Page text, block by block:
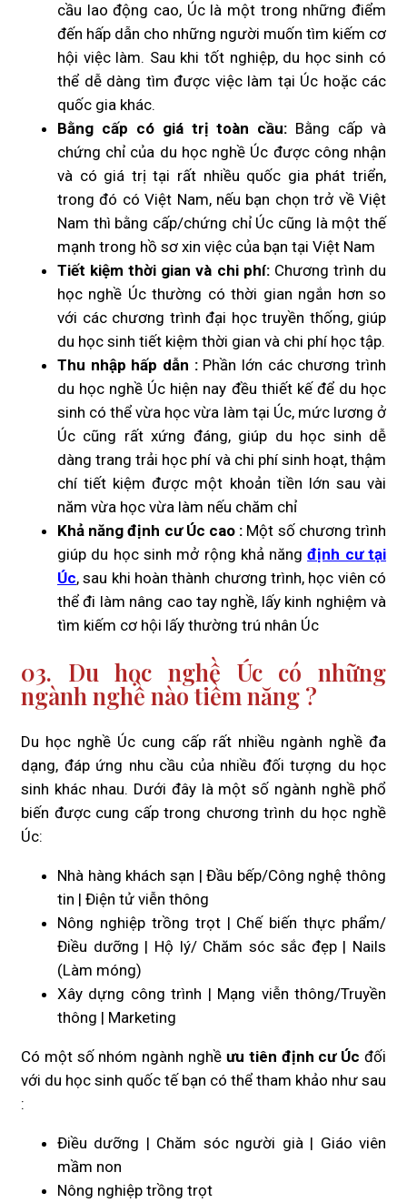
cầu lao động cao, Úc là một trong những điểm
đến hấp dẫn cho những người muốn tìm kiếm cơ
hội việc làm. Sau khi tốt nghiệp, du học sinh có
thể dễ dàng tìm được việc làm tại Úc hoặc các
quốc gia khác.
Bằng cấp có giá trị toàn cầu: Bằng cấp và
chứng chỉ của du học nghề Úc được công nhận
và có giá trị tại rất nhiều quốc gia phát triển,
trong đó có Việt Nam, nếu bạn chọn trở về Việt
Nam thì bằng cấp/chứng chỉ Úc cũng là một thế
mạnh trong hồ sơ xin việc của bạn tại Việt Nam
Tiết kiệm thời gian và chi phí:Chương trình du
học nghề Úc thường có thời gian ngắn hơn so
với các chương trình đại học truyền thống, giúp
du học sinh tiết kiệm thời gian và chi phí học tập.
Thu nhập hấp dẫn :Phần lớn các chương trình
du học nghề Úc hiện nay đều thiết kế để du học
sinh có thể vừa học vừa làm tại Úc, mức lương ở
Úc cũng rất xứng đáng, giúp du học sinh dễ
dàng trang trải học phí và chi phí sinh hoạt, thậm
chí tiết kiệm được một khoản tiền lớn sau vài
năm vừa học vừa làm nếu chăm chỉ
Khả năng định cư Úc cao : Một số chương trình
giúp du học sinh mở rộng khả năngđịnh cư tại
Úc, sau khi hoàn thành chương trình, học viên có
thể đi làm nâng cao tay nghề, lấy kinh nghiệm và
tìm kiếm cơ hội lấy thường trú nhân Úc
03. Du học nghề Úc có những
ngành nghề nào tiềm năng ?
Du học nghề Úc cung cấp rất nhiều ngành nghề đa
dạng, đáp ứng nhu cầu của nhiều đối tượng du học
sinh khác nhau. Dưới đây là một số ngành nghề phổ
biến được cung cấp trong chương trình du học nghề
Úc:
Nhà hàng khách sạn | Đầu bếp/Công nghệ thông
tin | Điện tử viễn thông
Nông nghiệp trồng trọt | Chế biến thực phẩm/
Điều dưỡng | Hộ lý/ Chăm sóc sắc đẹp | Nails
(Làm móng)
Xây dựng công trình | Mạng viễn thông/Truyền
thông | Marketing
Có một số nhóm ngành nghề ưu tiên định cư Úc đối
với du học sinh quốc tế bạn có thể tham khảo như sau
:
Điều dưỡng | Chăm sóc người già | Giáo viên
mầm non
Nông nghiệp trồng trọt